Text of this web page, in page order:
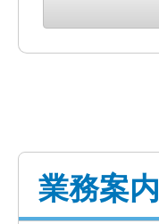
業務案内